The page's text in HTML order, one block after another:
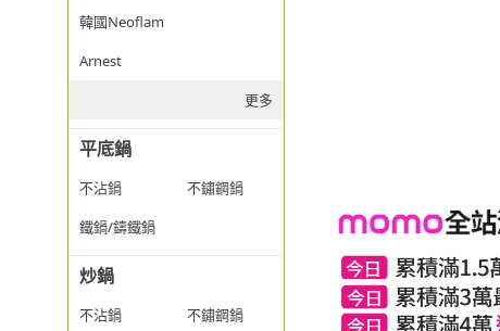
韓國Neoflam
Arnest
更多
平底鍋
不沾鍋
不鏽鋼鍋
鐵鍋/鑄鐵鍋
炒鍋
不沾鍋
不鏽鋼鍋